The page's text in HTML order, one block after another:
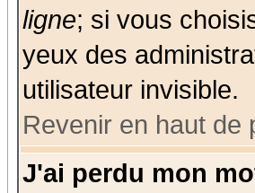
ligne; si vous
yeux des
utilisateur invisible.
Revenir en haut de
J'ai perdu mon